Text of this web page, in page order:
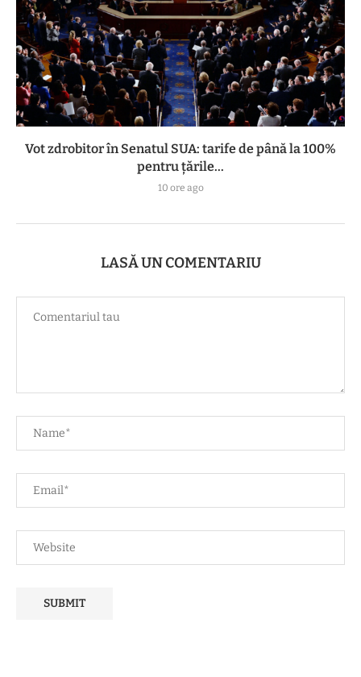
Vot zdrobitor în Senatul SUA: tarife de până la 100%
pentru țările...
10 ore ago
LASĂ UN COMENTARIU